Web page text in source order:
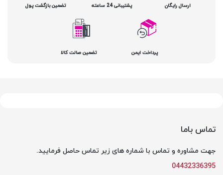
ارسال رایگان پشتیبانی 24 ساعته تضمین بازگشت پول
پرداخت ایمن تضمین صالت کالا
تماس باما
جهت مشاوره و تماس با شماره های زیر تماس حاصل فرمایید.
04432336395